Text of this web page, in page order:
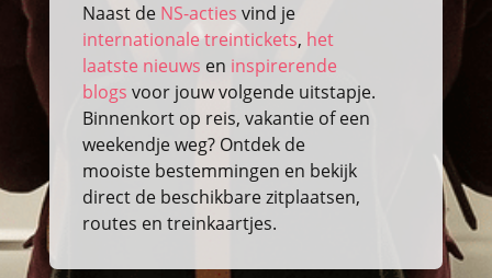
Naast de NS-acties vind je
internationale treintickets, het
laatste nieuws en inspirerende
blogs voor jouw volgende uitstapje.
Binnenkort op reis, vakantie of een
weekendje weg? Ontdek de
mooiste bestemmingen en bekijk
direct de beschikbare zitplaatsen,
routes en treinkaartjes.